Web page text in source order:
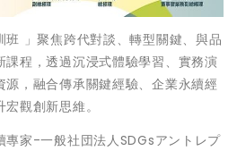
班 」聚焦跨代對談、轉型關鍵、與品
程，透過沉浸式體驗學習、實務演
，融合傳承關鍵經驗、企業永續經
觀創新思維。
專家-一般社団法人SDGsアントレプ